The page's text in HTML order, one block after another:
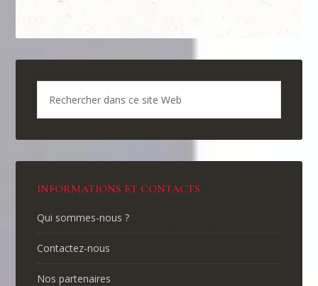
INFORMATIONS ET CONTACTS
Qui sommes-nous ?
Contactez-nous
Nos partenaires